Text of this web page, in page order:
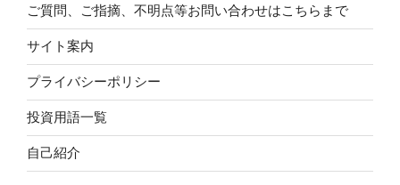
ご質問、ご指摘、不明点等お問い合わせはこちらまで
サイト案内
プライバシーポリシー
投資用語一覧
自己紹介